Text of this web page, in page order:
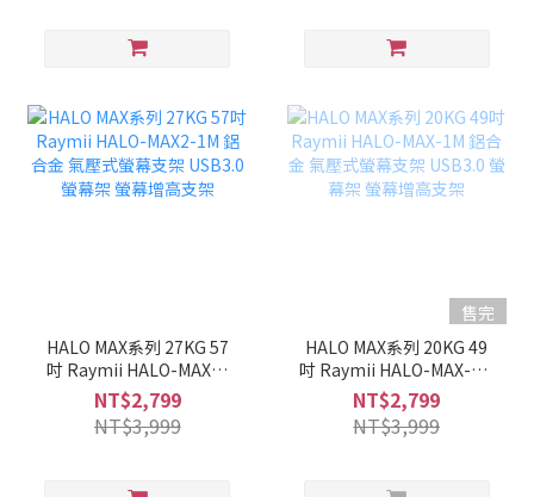
HALO MAX系列 27KG 57
吋 Raymii HALO-MAX2-
1M 鋁合金 氣壓式螢幕支
架 USB3.0 螢幕架 螢幕增
高支架
NT$2,799
NT$3,999
售完
HALO MAX系列 20KG 49
吋 Raymii HALO-MAX-1M
鋁合金 氣壓式螢幕支架
USB3.0 螢幕架 螢幕增高
支架
NT$2,799
NT$3,999